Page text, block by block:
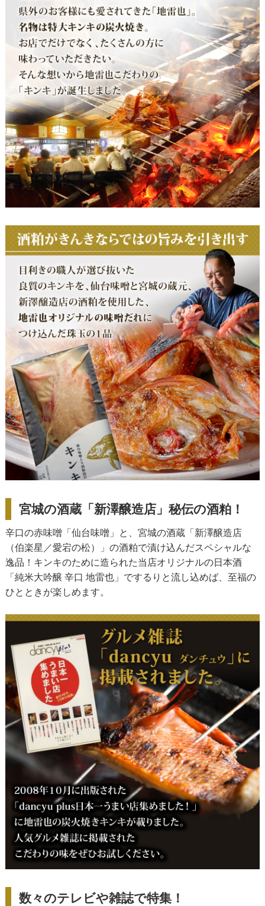
宮城の酒蔵「新澤醸造店」秘伝の酒粕！
辛口の赤味噌「仙台味噌」と、宮城の酒蔵「新澤醸造店
（伯楽星／愛宕の松）」の酒粕で漬け込んだスペシャルな
逸品！キンキのために造られた当店オリジナルの日本酒
「純米大吟醸 辛口 地雷也」でするりと流し込めば、至福の
ひとときが楽しめます。
数々のテレビや雑誌で特集！